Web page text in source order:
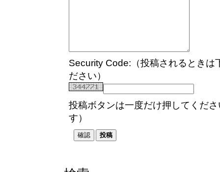
Security Code:（投稿されるときは
ださい）
投稿ボタンは一度だけ押してくだ
す）